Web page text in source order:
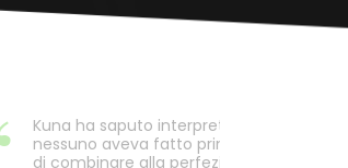
Kuna ha saputo interpretare le nostre
nessuno aveva fatto prima, creando un
di combinare alla perfezione le